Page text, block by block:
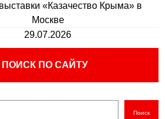
«Казачество Крыма» в
Москве
29.07.2026
ПОИСК ПО САЙТУ
Поиск